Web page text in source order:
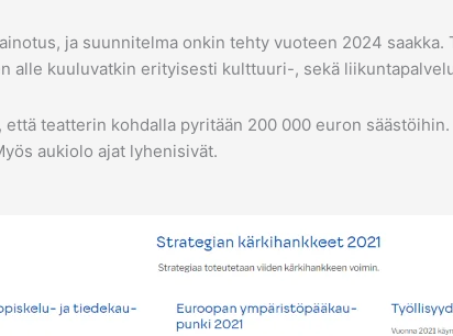
ja suunnitelma onkin tehty vuoteen 2024
alle kuuluvatkin erityisesti kulttuuri-, sekä
teatterin kohdalla pyritään 200 000 euron
aukiolo ajat lyhenisivät.